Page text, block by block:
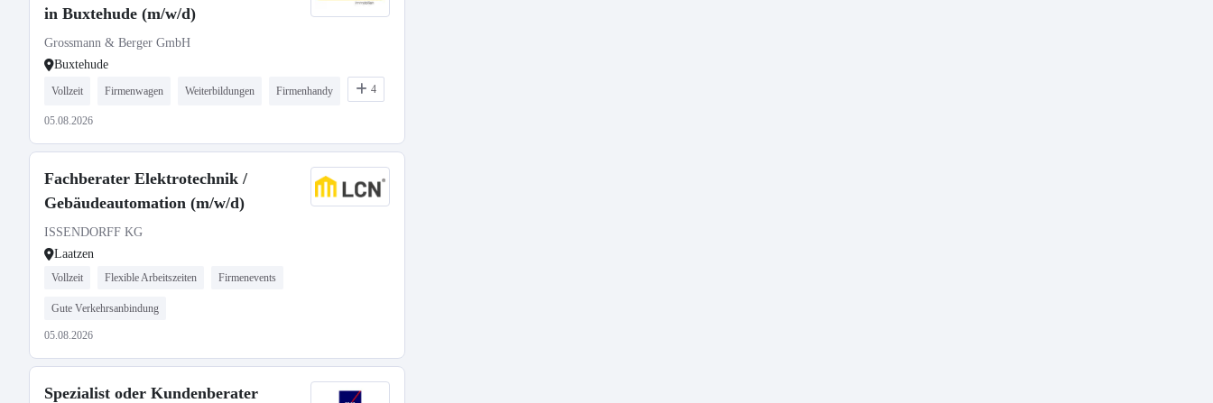
in Buxtehude (m/w/d)
Grossmann & Berger GmbH
Buxtehude
Vollzeit Firmenwagen Weiterbildungen Firmenhandy 4
05.08.2026
Fachberater Elektrotechnik /
Gebäudeautomation (m/w/d)
ISSENDORFF KG
Laatzen
Vollzeit Flexible Arbeitszeiten Firmenevents
Gute Verkehrsanbindung
05.08.2026
Spezialist oder Kundenberater